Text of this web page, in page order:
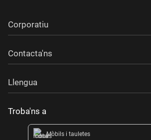
Corporatiu
Contacta'ns
Llengua
Troba'ns a
Mòbils i tauletes